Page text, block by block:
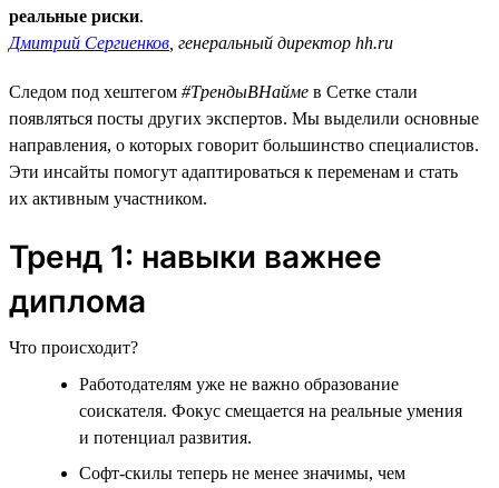
реальные риски.
Дмитрий Сергиенков , генеральный директор hh.ru
Следом под хештегом #ТрендыВНайме в Сетке стали
появляться посты других экспертов. Мы выделили основные
направления, о которых говорит большинство специалистов.
Эти инсайты помогут адаптироваться к переменам и стать
их активным участником.
Тренд 1: навыки важнее
диплома
Что происходит?
Работодателям уже не важно образование
соискателя. Фокус смещается на реальные умения
и потенциал развития.
Софт-скилы теперь не менее значимы, чем